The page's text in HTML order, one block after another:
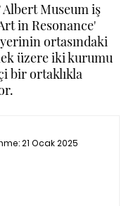
Museum iş
in Resonance'
ortasındaki
üzere iki kurumu
bir ortaklıkla
21 Ocak 2025